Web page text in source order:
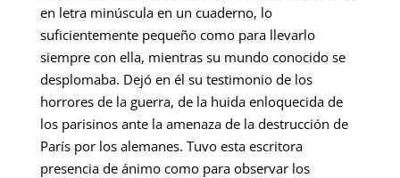
en letra minúscula en un cuaderno, lo
suficientemente pequeño como para llevarlo
siempre con ella, mientras su mundo conocido se
desplomaba. Dejó en él su testimonio de los
horrores de la guerra, de la huida enloquecida de
los parisinos ante la amenaza de la destrucción de
París por los alemanes. Tuvo esta escritora
presencia de ánimo como para observar los